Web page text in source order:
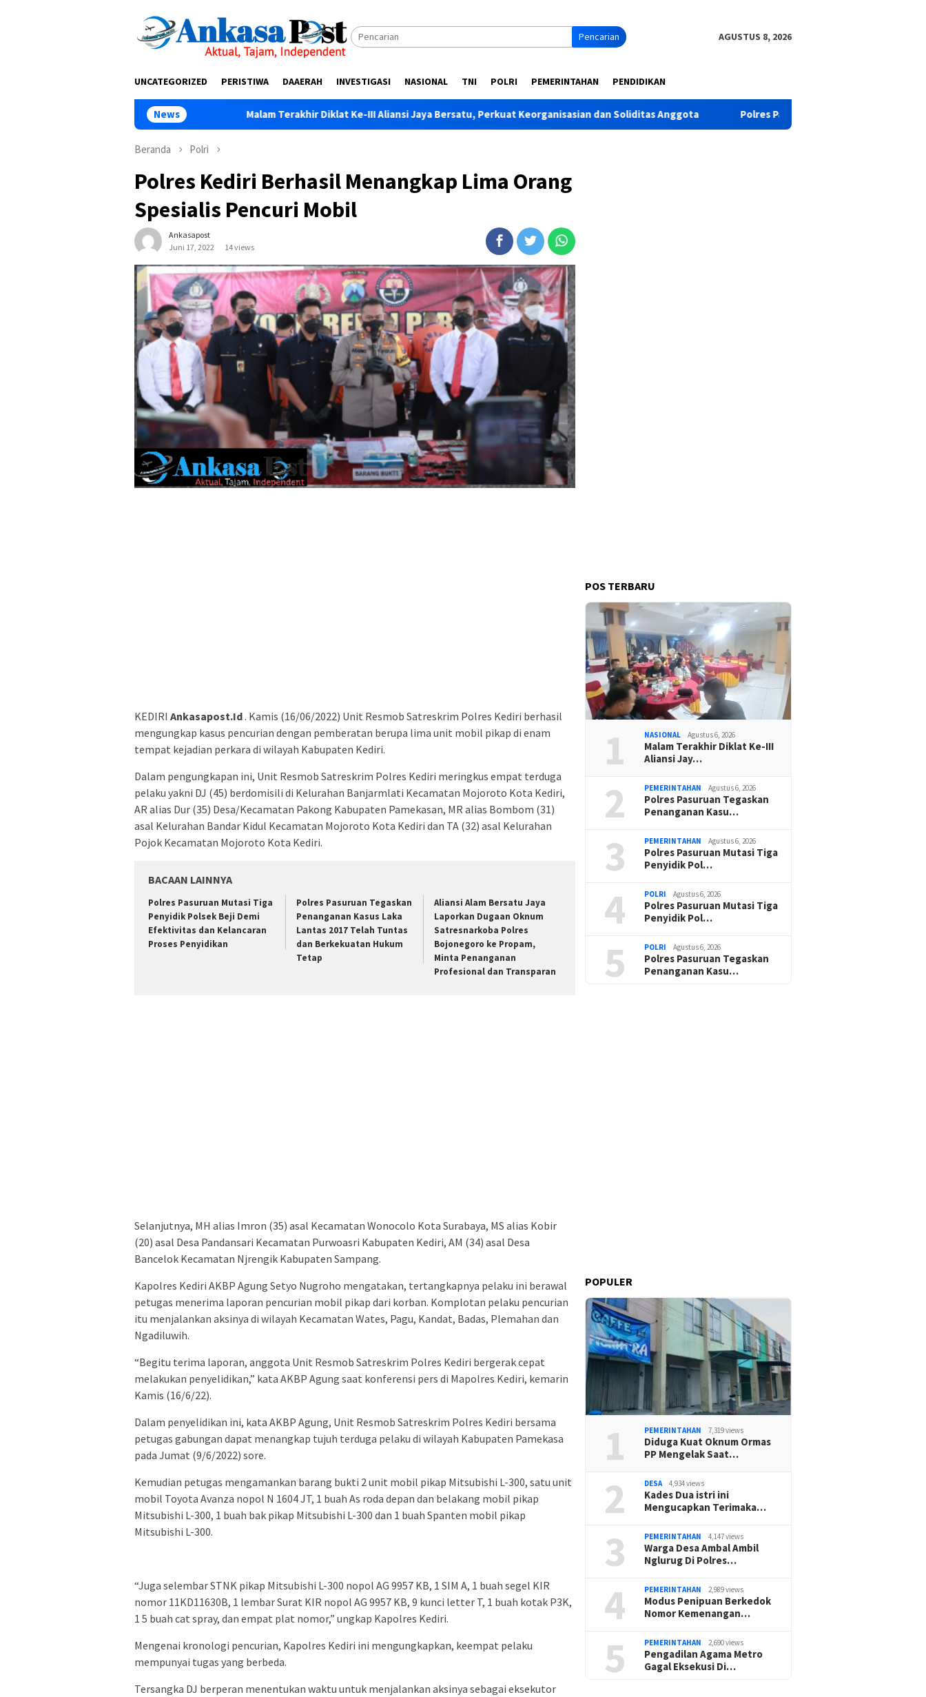
Pencarian AGUSTUS 8, 2026
UNCATEGORIZED PERISTIWA DAAERAH INVESTIGASI NASIONAL TNI POLRI PEMERINTAHAN PENDIDIKAN
News
Malam Terakhir Diklat Ke-III Aliansi Jaya Bersatu, Perkuat Keorganisasian dan Soliditas Anggota Polres Pasuruan Tegaskan Penanganan Kasus Laka
Beranda Polri
Polres Kediri Berhasil Menangkap Lima Orang
Spesialis Pencuri Mobil
Ankasapost
Juni 17, 2022
14 views
KEDIRI Ankasapost.Id. Kamis (16/06/2022) Unit Resmob Satreskrim Polres Kediri berhasil
mengungkap kasus pencurian dengan pemberatan berupa lima unit mobil pikap di enam
tempat kejadian perkara di wilayah Kabupaten Kediri.
Dalam pengungkapan ini, Unit Resmob Satreskrim Polres Kediri meringkus empat terduga
pelaku yakni DJ (45) berdomisili di Kelurahan Banjarmlati Kecamatan Mojoroto Kota Kediri,
AR alias Dur (35) Desa/Kecamatan Pakong Kabupaten Pamekasan, MR alias Bombom (31)
asal Kelurahan Bandar Kidul Kecamatan Mojoroto Kota Kediri dan TA (32) asal Kelurahan
Pojok Kecamatan Mojoroto Kota Kediri.
BACAAN LAINNYA
Polres Pasuruan Mutasi Tiga
Penyidik Polsek Beji Demi
Efektivitas dan Kelancaran
Proses Penyidikan
Polres Pasuruan Tegaskan
Penanganan Kasus Laka
Lantas 2017 Telah Tuntas
dan Berkekuatan Hukum
Tetap
Aliansi Alam Bersatu Jaya
Laporkan Dugaan Oknum
Satresnarkoba Polres
Bojonegoro ke Propam,
Minta Penanganan
Profesional dan Transparan
Selanjutnya, MH alias Imron (35) asal Kecamatan Wonocolo Kota Surabaya, MS alias Kobir
(20) asal Desa Pandansari Kecamatan Purwoasri Kabupaten Kediri, AM (34) asal Desa
Bancelok Kecamatan Njrengik Kabupaten Sampang.
Kapolres Kediri AKBP Agung Setyo Nugroho mengatakan, tertangkapnya pelaku ini berawal
petugas menerima laporan pencurian mobil pikap dari korban. Komplotan pelaku pencurian
itu menjalankan aksinya di wilayah Kecamatan Wates, Pagu, Kandat, Badas, Plemahan dan
Ngadiluwih.
“Begitu terima laporan, anggota Unit Resmob Satreskrim Polres Kediri bergerak cepat
melakukan penyelidikan,” kata AKBP Agung saat konferensi pers di Mapolres Kediri, kemarin
Kamis (16/6/22).
Dalam penyelidikan ini, kata AKBP Agung, Unit Resmob Satreskrim Polres Kediri bersama
petugas gabungan dapat menangkap tujuh terduga pelaku di wilayah Kabupaten Pamekasa
pada Jumat (9/6/2022) sore.
Kemudian petugas mengamankan barang bukti 2 unit mobil pikap Mitsubishi L-300, satu unit
mobil Toyota Avanza nopol N 1604 JT, 1 buah As roda depan dan belakang mobil pikap
Mitsubishi L-300, 1 buah bak pikap Mitsubishi L-300 dan 1 buah Spanten mobil pikap
Mitsubishi L-300.
“Juga selembar STNK pikap Mitsubishi L-300 nopol AG 9957 KB, 1 SIM A, 1 buah segel KIR
nomor 11KD11630B, 1 lembar Surat KIR nopol AG 9957 KB, 9 kunci letter T, 1 buah kotak P3K,
1 5 buah cat spray, dan empat plat nomor,” ungkap Kapolres Kediri.
Mengenai kronologi pencurian, Kapolres Kediri ini mengungkapkan, keempat pelaku
mempunyai tugas yang berbeda.
Tersangka DJ berperan menentukan waktu untuk menjalankan aksinya sebagai eksekutor
POS TERBARU
1 NASIONAL Agustus 6, 2026
Malam Terakhir Diklat Ke-III
Aliansi Jay…
2 PEMERINTAHAN Agustus 6, 2026
Polres Pasuruan Tegaskan
Penanganan Kasu…
3 PEMERINTAHAN Agustus 6, 2026
Polres Pasuruan Mutasi Tiga
Penyidik Pol…
4 POLRI Agustus 6, 2026
Polres Pasuruan Mutasi Tiga
Penyidik Pol…
5 POLRI Agustus 6, 2026
Polres Pasuruan Tegaskan
Penanganan Kasu…
POPULER
1 PEMERINTAHAN 7,319 views
Diduga Kuat Oknum Ormas
PP Mengelak Saat…
2 DESA 4,934 views
Kades Dua istri ini
Mengucapkan Terimaka…
3 PEMERINTAHAN 4,147 views
Warga Desa Ambal Ambil
Nglurug Di Polres…
4 PEMERINTAHAN 2,989 views
Modus Penipuan Berkedok
Nomor Kemenangan…
5 PEMERINTAHAN 2,690 views
Pengadilan Agama Metro
Gagal Eksekusi Di…